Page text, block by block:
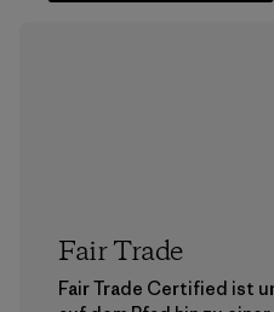
Fair Trade
Fair Trade Certified ist